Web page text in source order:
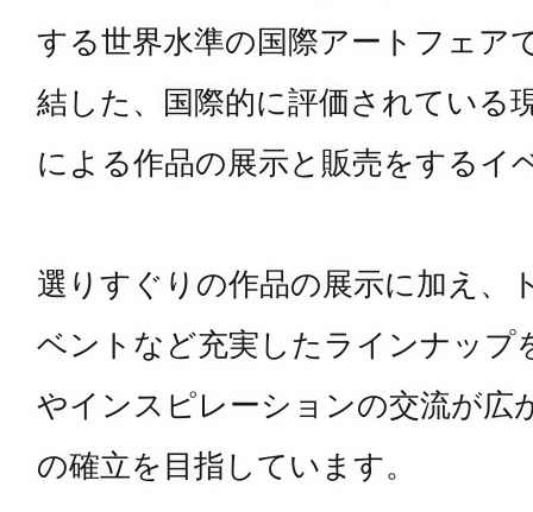
する世界水準の国際アートフェア
結した、国際的に評価されている
による作品の展示と販売をするイ
選りすぐりの作品の展示に加え、
ベントなど充実したラインナップ
やインスピレーションの交流が広
の確立を目指しています。